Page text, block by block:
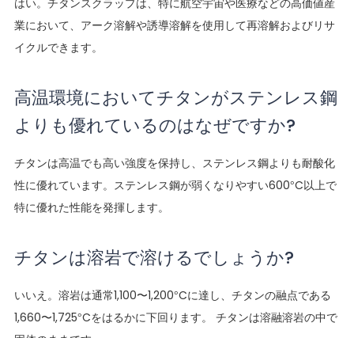
業において、アーク溶解や誘導溶解を使用して再溶解およびリサ
イクルできます。
高温環境においてチタンがステンレス鋼
よりも優れているのはなぜですか?
チタンは高温でも高い強度を保持し、ステンレス鋼よりも耐酸化
性に優れています。ステンレス鋼が弱くなりやすい600°C以上で
特に優れた性能を発揮します。
チタンは溶岩で溶けるでしょうか?
いいえ。溶岩は通常1,100〜1,200°Cに達し、チタンの融点である
1,660〜1,725°Cをはるかに下回ります。 チタンは溶融溶岩の中で